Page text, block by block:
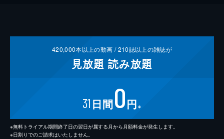
420,000本以上の動画 /210誌以上の雑誌が
見放題 読み放題
31 日間0円 ※
※無料トライアル期間終了日の翌日が属する月から月額料金が発生します。
※日割りでのご請求はいたしません。